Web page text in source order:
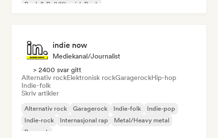
Rock & Roll/Klassisk Rock
indie now
Mediekanal/journalist
> 2400 svar gitt
Alternativ rockElektronisk rockGaragerockHip-hop
Indie-folk
Skriv artikler
Alternativ rock Garagerock Indie-folk
Indie-pop
Indie-rock
Internasjonal rap
Metal/Heavy metal
Poprock